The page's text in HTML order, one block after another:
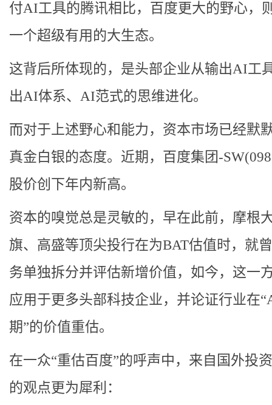
付AI工具的腾讯相比，百度更大的野心，
一个超级有用的大生态。
这背后所体现的，是头部企业从输出AI工
出AI体系、AI范式的思维进化。
而对于上述野心和能力，资本市场已经默
真金白银的态度。近期，百度集团-
股价创下年内新高。
资本的嗅觉总是灵敏的，早在此前，摩根
旗、高盛等顶尖投行在为BAT估值时，就
务单独拆分并评估新增价值，如今，这一
应用于更多头部科技企业，并论证行业在
期”的价值重估。
在一众“重估百度”的呼声中，来自国外投
的观点更为犀利：